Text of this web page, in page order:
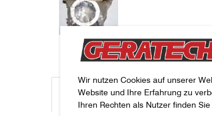
Beschreibung Weitere Details
Wir nutzen Cookies auf unserer
Website und Ihre Erfahrung zu
Ihren Rechten als Nutzer finden Sie